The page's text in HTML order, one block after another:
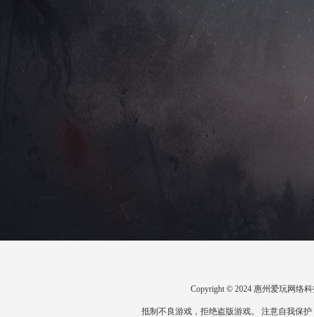
Copyright © 2024 惠州爱玩网络
抵制不良游戏，拒绝盗版游戏。 注意自我保